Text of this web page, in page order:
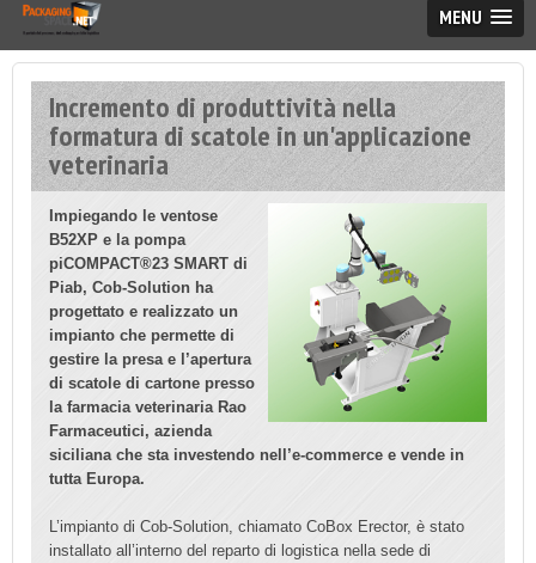
MENU
Incremento di produttività nella
formatura di scatole in un'applicazione
veterinaria
Impiegando le ventose
B52XP e la pompa
piCOMPACT®23 SMART di
Piab, Cob-Solution ha
progettato e realizzato un
impianto che permette di
gestire la presa e l’apertura
di scatole di cartone presso
la farmacia veterinaria Rao
Farmaceutici, azienda
siciliana che sta investendo nell’e-commerce e vende in
tutta Europa.
L’impianto di Cob-Solution, chiamato CoBox Erector, è stato
installato all’interno del reparto di logistica nella sede di